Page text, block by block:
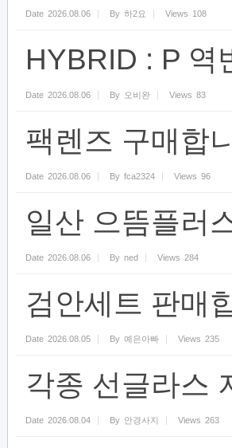
Date 2026.08.06 By 하2요 Views 108
HYBRID : P 역
Date 2026.08.06 By 오비완 Views 83
팩렌즈 구매합
Date 2026.08.06 By fca2324 Views 96
일산 으뜸플러
Date 2026.08.06 By ned Views 284
검안세트 판매
Date 2026.08.05 By 예은아빠 Views 235
각종 선글라스
Date 2026.08.04 By 안경사지 Views 263